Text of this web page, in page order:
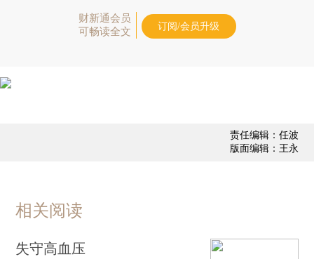
财新通会员
可畅读全文
订阅/会员升级
责任编辑：任波
版面编辑：王永
相关阅读
失守高血压